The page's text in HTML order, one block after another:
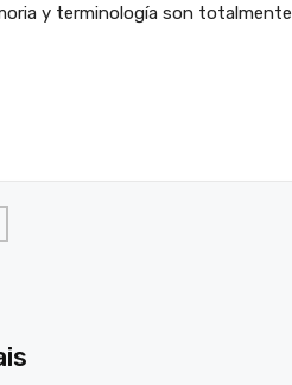
y terminología son totalmente